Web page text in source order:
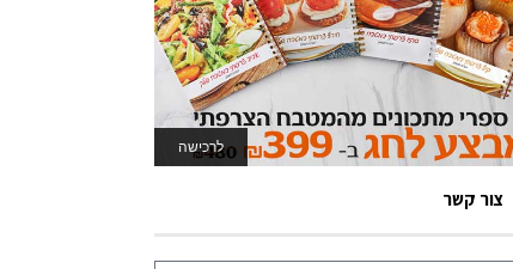
לרכישה
לאתר המשחקים
צור קשר